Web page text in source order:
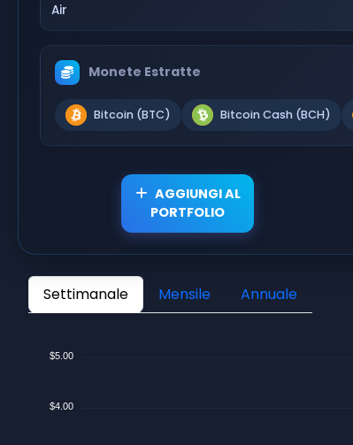
Air
Monete Estratte
Bitcoin (BTC) Bitcoin Cash (BCH)
AGGIUNGI AL
PORTFOLIO
Settimanale Mensile Annuale
$5.00
$4.00